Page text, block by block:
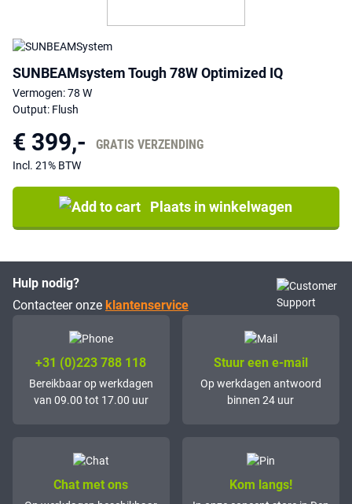
SUNBEAMsystem Tough 78W Optimized IQ
Vermogen: 78 W
Output: Flush
€ 399,- GRATIS VERZENDING
Incl. 21% BTW
Plaats in winkelwagen
Hulp nodig?
Contacteer onze klantenservice
+31 (0)223 788 118
Bereikbaar op werkdagen
van 09.00 tot 17.00 uur
Stuur een e-mail
Op werkdagen antwoord
binnen 24 uur
Chat met ons Kom langs!